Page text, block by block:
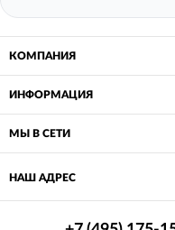
КОМПАНИЯ
ИНФОРМАЦИЯ
МЫ В СЕТИ
НАШ АДРЕС